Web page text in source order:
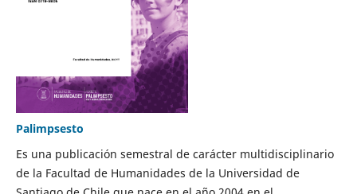
Palimpsesto
Es una publicación semestral de carácter multidisciplinario
de la Facultad de Humanidades de la Universidad de